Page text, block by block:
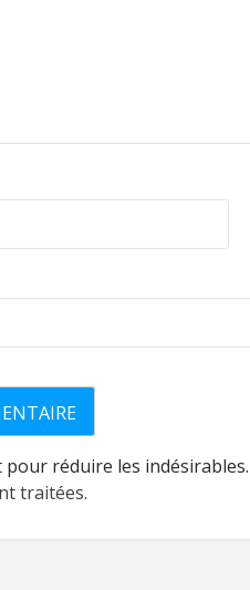
pour réduire les indésirables.
traitées.